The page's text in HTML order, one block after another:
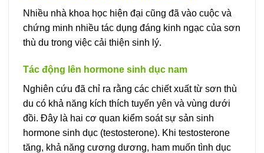
Nhiều nhà khoa học hiện đại cũng đã vào cuộc và
chứng minh nhiều tác dụng đáng kinh ngạc của sơn
thù du trong việc cải thiện sinh lý.
Tác động lên hormone sinh dục nam
Nghiên cứu đã chỉ ra rằng các chiết xuất từ sơn thù
du có khả năng kích thích tuyến yên và vùng dưới
đồi. Đây là hai cơ quan kiểm soát sự sản sinh
hormone sinh dục (testosterone). Khi testosterone
tăng, khả năng cương dương, ham muốn tình dục